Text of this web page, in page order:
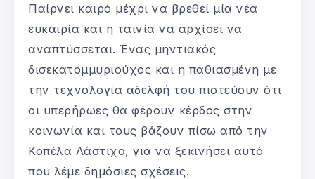
Παίρνει καιρό μέχρι να βρεθεί μία νέα
ευκαιρία και η ταινία να αρχίσει να
αναπτύσσεται. Ένας μηντιακός
δισεκατομμυριούχος και η παθιασμένη με
την τεχνολογία αδελφή του πιστεύουν ότι
οι υπερήρωες θα φέρουν κέρδος στην
κοινωνία και τους βάζουν πίσω από την
Κοπέλα Λάστιχο, για να ξεκινήσει αυτό
που λέμε δημόσιες σχέσεις.